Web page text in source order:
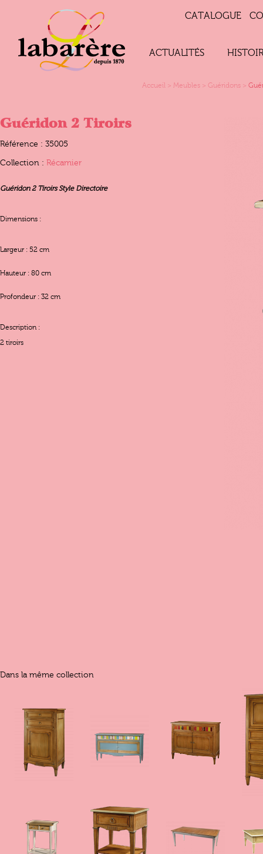
CATALOGUE
ACTUALITÉS
Accueil > Meubles > Guéridons >
Guéridon 2 Tiroirs
Référence : 35005
Collection : Récamier
Guéridon 2 Tiroirs Style Directoire
Dimensions :
Largeur : 52 cm
Hauteur : 80 cm
Profondeur : 32 cm
Description :
2 tiroirs
Dans la même collection